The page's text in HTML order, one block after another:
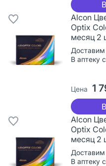
Alcon
Optix
месяц 2
Доставим
В аптеку
Цена 1
Alcon
Optix
месяц 2
Доставим
В аптеку